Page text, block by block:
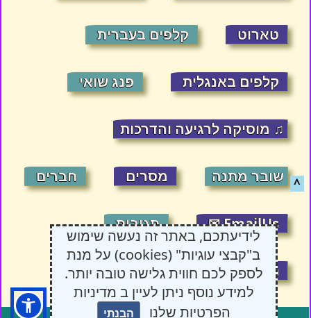
טארוט קלפים בעברית
קלפים באנגלית פנג שואי
♫ מוסיקה לרגיעה והדרכות
שובר מתנה מסרים חברים
EmailUs ✉ תגובות
תקנון האתר 14:25:37
8/9/2026
^
לידיעתכם, באתר זה נעשה שימוש
ב"קבצי עוגיות" (cookies) על מנת
לספק לכם חווית גלישה טובה יותר.
למידע נוסף ניתן לעיין ב מדיניות
הפרטיות שלנו
הבנתי